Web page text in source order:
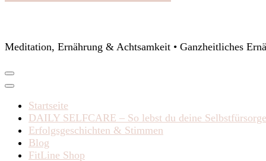
Meditation, Ernährung & Achtsamkeit • Ganzheitliches
Startseite
DAILY SELFCARE – So lebst du deine Selbstfürsorge
Erfolgsgeschichten & Stimmen
Blog
FitLine Shop